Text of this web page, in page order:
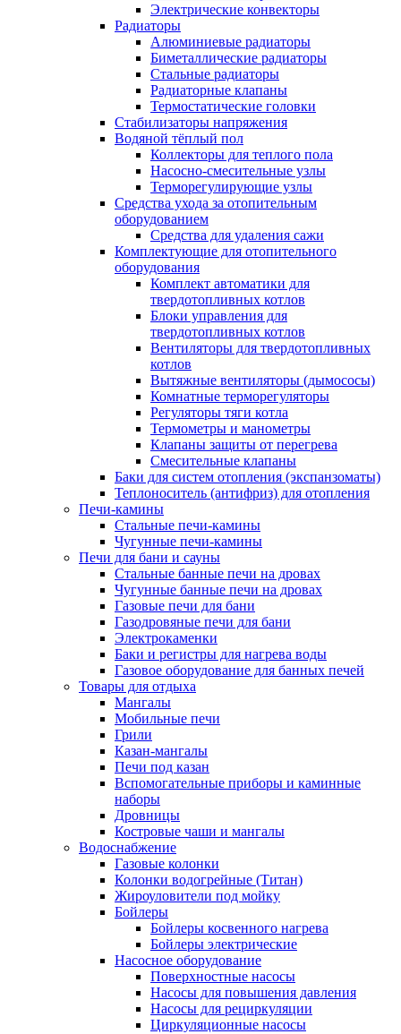
Электрические конвекторы
Радиаторы
Алюминиевые радиаторы
Биметаллические радиаторы
Стальные радиаторы
Радиаторные клапаны
Термостатические головки
Стабилизаторы напряжения
Водяной тёплый пол
Коллекторы для теплого пола
Насосно-смесительные узлы
Терморегулирующие узлы
Средства ухода за отопительным
оборудованием
Средства для удаления сажи
Комплектующие для отопительного
оборудования
Комплект автоматики для
твердотопливных котлов
Блоки управления для
твердотопливных котлов
Вентиляторы для твердотопливных
котлов
Вытяжные вентиляторы (дымососы)
Комнатные терморегуляторы
Регуляторы тяги котла
Термометры и манометры
Клапаны защиты от перегрева
Смесительные клапаны
Баки для систем отопления (экспанзоматы)
Теплоноситель (антифриз) для отопления
Печи-камины
Стальные печи-камины
Чугунные печи-камины
Печи для бани и сауны
Стальные банные печи на дровах
Чугунные банные печи на дровах
Газовые печи для бани
Газодровяные печи для бани
Электрокаменки
Баки и регистры для нагрева воды
Газовое оборудование для банных печей
Товары для отдыха
Мангалы
Мобильные печи
Грили
Казан-мангалы
Печи под казан
Вспомогательные приборы и каминные
наборы
Дровницы
Костровые чаши и мангалы
Водоснабжение
Газовые колонки
Колонки водогрейные (Титан)
Жироуловители под мойку
Бойлеры
Бойлеры косвенного нагрева
Бойлеры электрические
Насосное оборудование
Поверхностные насосы
Насосы для повышения давления
Насосы для рециркуляции
Циркуляционные насосы